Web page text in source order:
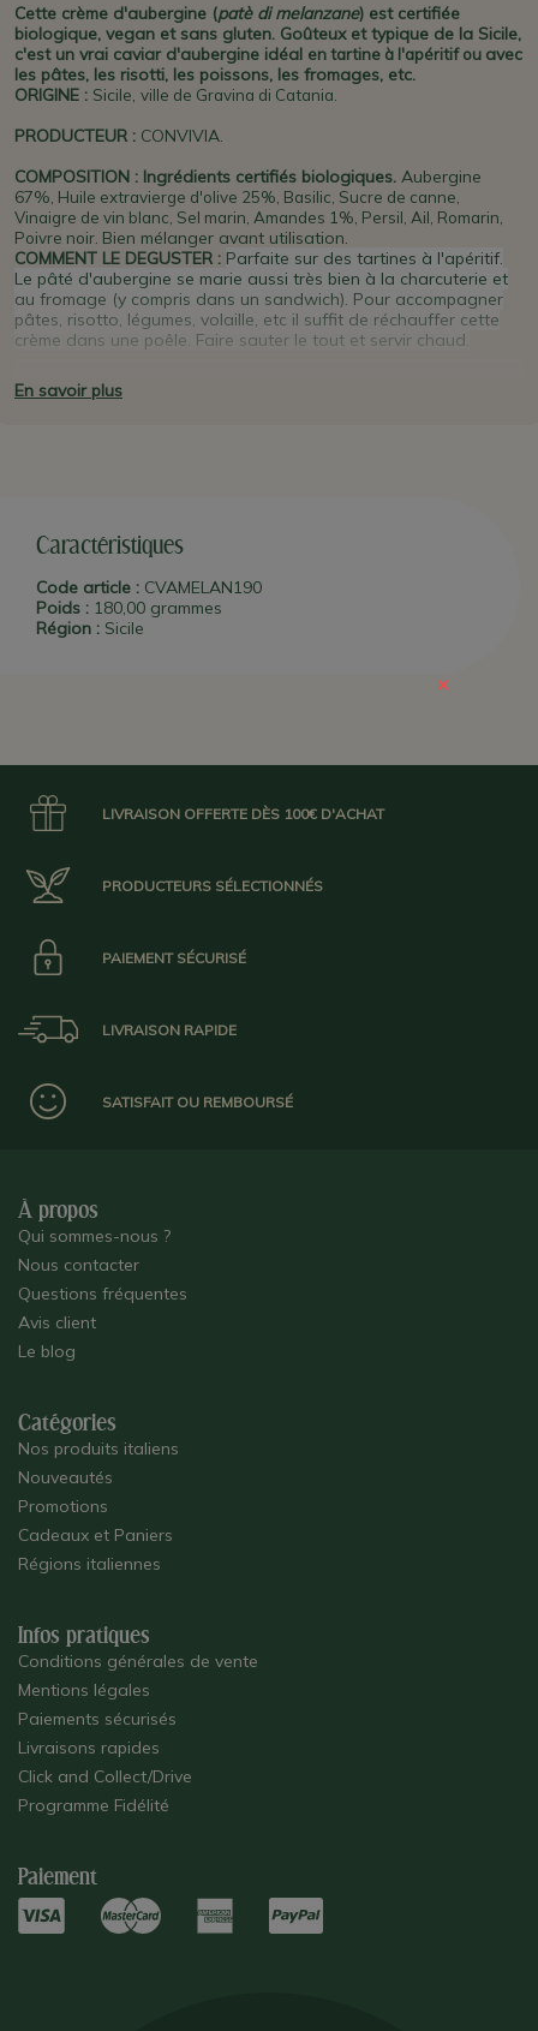
Cette crème d'aubergine (patè di melanzane) est certifiée
biologique, vegan et sans gluten. Goûteux et typique de la Sicile,
c'est un vrai caviar d'aubergine idéal en tartine à l'apéritif ou avec
les pâtes, les risotti, les poissons, les fromages, etc.
ORIGINE : Sicile, ville de Gravina di Catania.
PRODUCTEUR : CONVIVIA.
COMPOSITION : Ingrédients certifiés biologiques. Aubergine
67% , Huile extravierge d'olive 25%, Basilic, Sucre de canne,
Vinaigre de vin blanc, Sel marin, Amandes 1%, Persil, Ail, Romarin,
Poivre noir. Bien mélanger avant utilisation.
COMMENT LE DEGUSTER : Parfaite sur des tartines à l'apéritif.
Le pâté d'aubergine se marie aussi très bien à la charcuterie et
au fromage (y compris dans un sandwich). Pour accompagner
pâtes, risotto, légumes, volaille, etc il suffit de réchauffer cette
crème dans une poêle. Faire sauter le tout et servir chaud.
PLUS D'INFO :
typique.Le producteur
Les labels de ce produit
En savoir plus
Caractéristiques
Code article : CVAMELAN190
Poids : 180,00 grammes
Région : Sicile
LIVRAISON OFFERTE DÈS 100€ D'ACHAT
PRODUCTEURS SÉLECTIONNÉS
PAIEMENT SÉCURISÉ
LIVRAISON RAPIDE
SATISFAIT OU REMBOURSÉ
À propos
Qui sommes-nous ?
Nous contacter
Questions fréquentes
Avis client
Le blog
Catégories
Nos produits italiens
Nouveautés
Promotions
Cadeaux et Paniers
Régions italiennes
Infos pratiques
Conditions générales de vente
Mentions légales
Paiements sécurisés
Livraisons rapides
Click and Collect/Drive
Programme Fidélité
Paiement
×